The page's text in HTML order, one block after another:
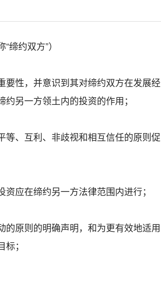
约双方”）
性，并意识到其对缔约双方在发展经
另一方领土内的投资的作用；
等、互利、非歧视和相互信任的原则促
应在缔约另一方法律范围内进行；
原则的明确声明，和为更有效地适用
；